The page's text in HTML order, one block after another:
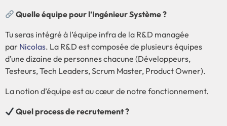
Quelle équipe pour l’Ingénieur Système ?
Tu seras intégré à l’équipe infra de la R&D managée
par Nicolas. La R&D est composée de plusieurs équipes
d’une dizaine de personnes chacune (Développeurs,
Testeurs, Tech Leaders, Scrum Master, Product Owner).
La notion d’équipe est au cœur de notre fonctionnement.
Quel process de recrutement ?